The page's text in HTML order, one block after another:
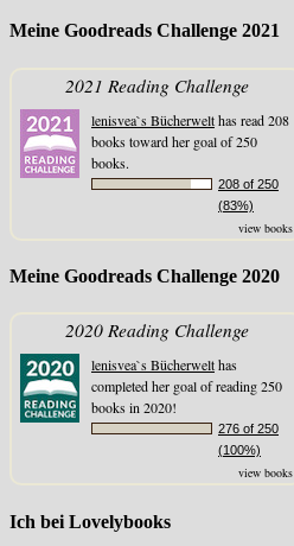
Meine Goodreads Challenge 2021
2021 Reading Challenge
lenisvea`s Bücherwelthas read 208
books toward her goal of 250
books.
208 of 250
(83%)
view books
Meine Goodreads Challenge 2020
2020 Reading Challenge
lenisvea`s Bücherwelthas
completed her goal of reading 250
books in 2020!
276 of 250
(100%)
view books
Ich bei Lovelybooks